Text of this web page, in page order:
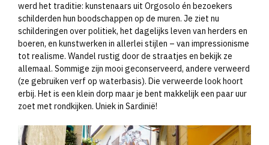
werd het traditie: kunstenaars uit Orgosolo én bezoekers
schilderden hun boodschappen op de muren. Je ziet nu
schilderingen over politiek, het dagelijks leven van herders en
boeren, en kunstwerken in allerlei stijlen – van impressionisme
tot realisme. Wandel rustig door de straatjes en bekijk ze
allemaal. Sommige zijn mooi geconserveerd, andere verweerd
(ze gebruiken verf op waterbasis). Die verweerde look hoort
erbij. Het is een klein dorp maar je bent makkelijk een paar uur
zoet met rondkijken. Uniek in Sardinië!